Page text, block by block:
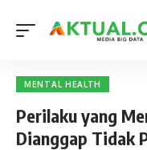
MENTAL HEALTH
Perilaku yang
Dianggap Tidak